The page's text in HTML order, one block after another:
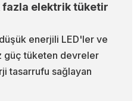
fazla elektrik tüketir
enerjili LED'ler ve
güç tüketen devreler
tasarrufu sağlayan